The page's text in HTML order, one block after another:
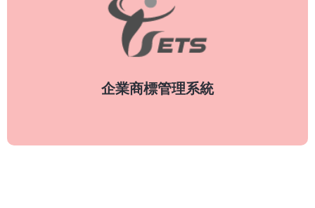
企業商標管理系統
提案狀態 ✕ 申請歷程 ✕ 目前進度
費用管控 ✕ 延展通知
自訂流程定義 ✕ 證據管控
了解更多